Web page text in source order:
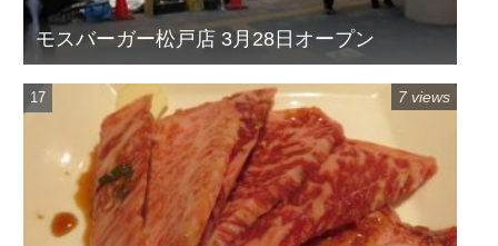
モスバーガー松戸店 3月28日オープン
7 views